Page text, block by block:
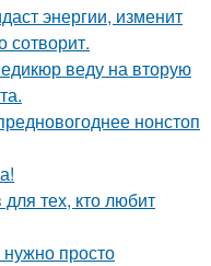
энергии, изменит
сотворит.
веду на вторую
нонстоп
тех, кто любит
просто